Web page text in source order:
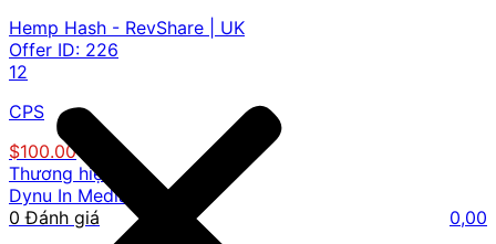
Hemp Hash - RevShare | UK
Offer ID: 226
12
CPS
$100.00
Thương hiệu
Dynu In Media
0 Đánh giá
0,00